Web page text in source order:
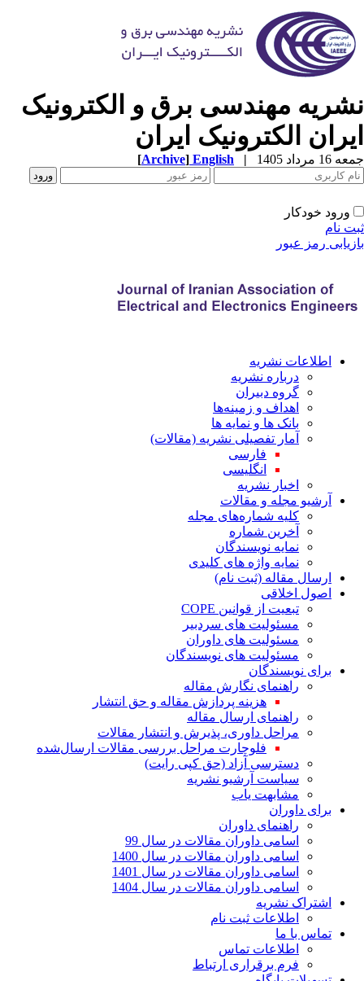
مهندسی برق و الکترونیک
الکترونیک ایران
مرداد 1405 |
English
[Archive]
ورود خودکار
نام
رمز عبور
اطلاعات نشریه
درباره نشریه
گروه دبیران
اهداف و زمینه‌ها
بانک ها و نمایه ها
آمار تفصیلی نشریه (مقالات)
فارسی
انگلیسی
اخبار نشریه
آرشیو مجله و مقالات
کلیه شماره‌های مجله
آخرین شماره
نمایه نویسندگان
نمایه واژه های کلیدی
ارسال مقاله (ثبت نام)
اصول اخلاقی
تبعیت از قوانین COPE
مسئولیت های سردبیر
مسئولیت های داوران
مسئولیت های نویسندگان
برای نویسندگان
راهنمای نگارش مقاله
هزینه پردازش مقاله و حق انتشار
راهنمای ارسال مقاله
مراحل داوری، پذیرش و انتشار مقالات
فلوچارت مراحل بررسی مقالات ارسال‌شده
دسترسی آزاد (حق کپی رایت)
سیاست آرشیو نشریه
مشابهت یاب
برای داوران
راهنمای داوران
اسامی داوران مقالات در سال 99
اسامی داوران مقالات در سال 1400
اسامی داوران مقالات در سال 1401
اسامی داوران مقالات در سال 1404
اشتراک نشریه
اطلاعات ثبت نام
تماس با ما
اطلاعات تماس
فرم برقراری ارتباط